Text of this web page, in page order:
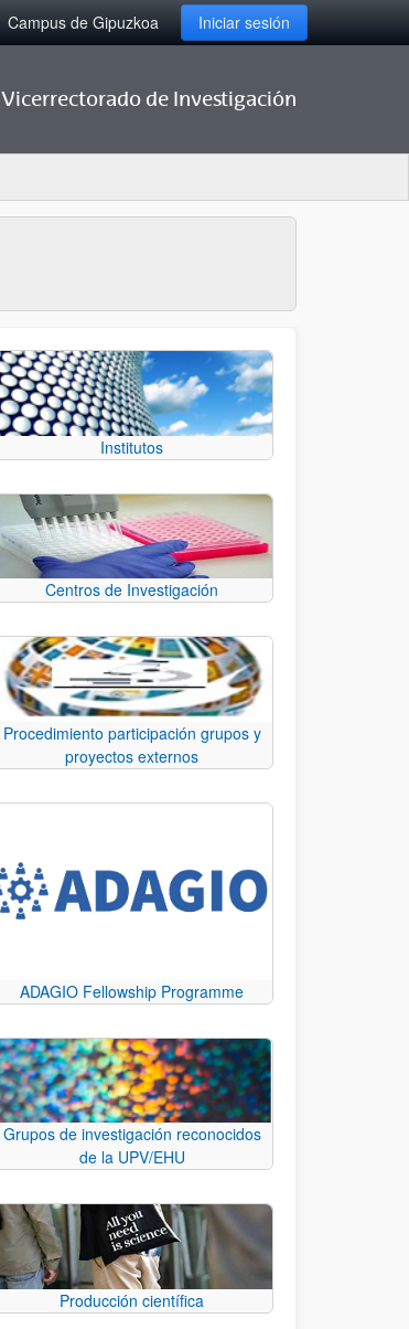
Campus de Gipuzkoa Iniciar sesión
Vicerrectorado de Investigación
Institutos
Centros de Investigación
Procedimiento participación grupos y
proyectos externos
ADAGIO Fellowship Programme
Grupos de investigación reconocidos
de la UPV/EHU
Producción científica